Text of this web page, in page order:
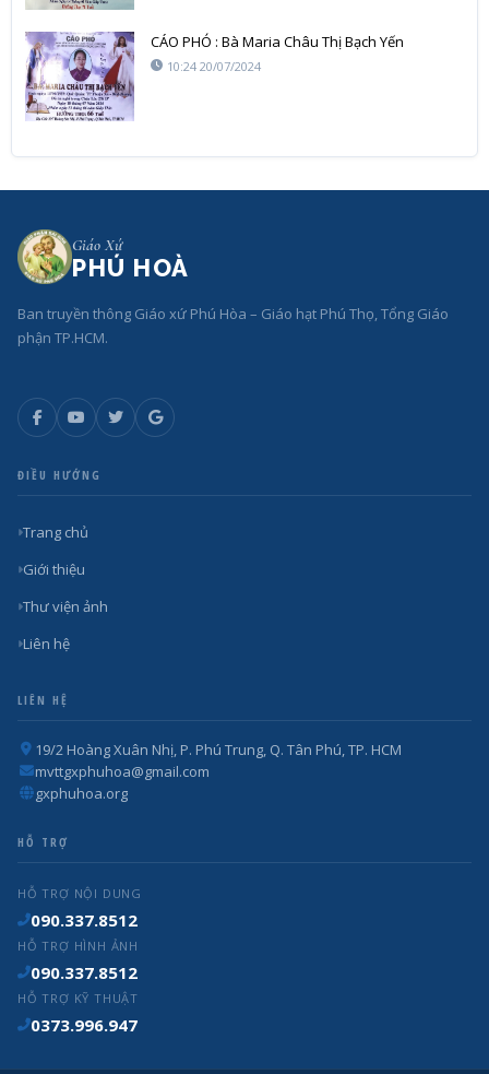
CÁO PHÓ : Bà Maria Châu Thị Bạch Yến
10:24 20/07/2024
Giáo Xứ
PHÚ HOÀ
Ban truyền thông Giáo xứ Phú Hòa – Giáo hạt Phú Thọ, Tổng Giáo
phận TP.HCM.
ĐIỀU HƯỚNG
Trang chủ
Giới thiệu
Thư viện ảnh
Liên hệ
LIÊN HỆ
19/2 Hoàng Xuân Nhị, P. Phú Trung, Q. Tân Phú, TP. HCM
mvttgxphuhoa@gmail.com
gxphuhoa.org
HỖ TRỢ
HỖ TRỢ NỘI DUNG
090.337.8512
HỖ TRỢ HÌNH ẢNH
090.337.8512
HỖ TRỢ KỸ THUẬT
0373.996.947